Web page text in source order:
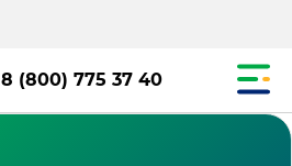
8 (800) 775 37 40